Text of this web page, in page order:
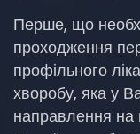
Перше, що
проходження
профільного
хворобу, яка у
направлення на